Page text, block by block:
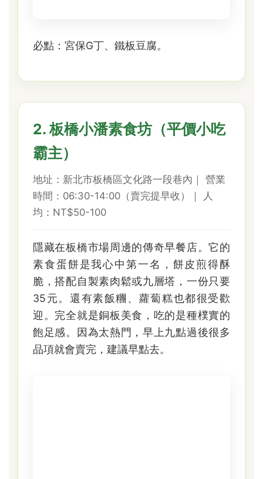
必點：宮保G丁、鐵板豆腐。
2. 板橋小潘素食坊（平價小吃
霸主）
地址：新北市板橋區文化路一段巷內｜ 營業
時間：06:30-14:00（賣完提早收）｜ 人
均：NT$50-100
隱藏在板橋市場周邊的傳奇早餐店。它的
素食蛋餅是我心中第一名，餅皮煎得酥
脆，搭配自製素肉鬆或九層塔，一份只要
35元。還有素飯糰、蘿蔔糕也都很受歡
迎。完全就是銅板美食，吃的是種樸實的
飽足感。因為太熱門，早上九點過後很多
品項就會賣完，建議早點去。